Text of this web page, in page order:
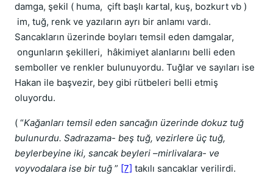
damga, şekil ( huma, çift başlı kartal, kuş, bozkurt vb )
im, tuğ, renk ve yazıların ayrı bir anlamı vardı.
Sancakların üzerinde boyları temsil eden damgalar,
ongunların şekilleri, hâkimiyet alanlarını belli eden
semboller ve renkler bulunuyordu. Tuğlar ve sayıları ise
Hakan ile başvezir, bey gibi rütbeleri belli etmiş
oluyordu.
( “Kağanları temsil eden sancağın üzerinde dokuz tuğ
bulunurdu. Sadrazama- beş tuğ, vezirlere üç tuğ,
beylerbeyine iki, sancak beyleri –mirlivalara- ve
voyvodalara ise bir tuğ ” [7] takılı sancaklar verilirdi.